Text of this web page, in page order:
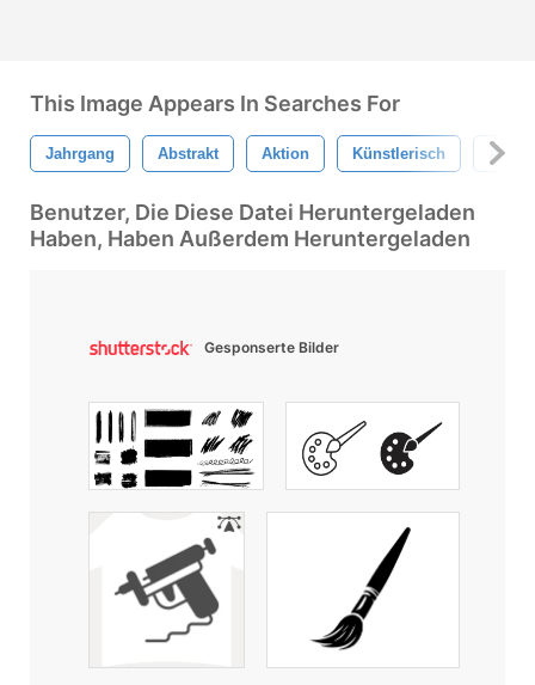
This Image Appears In Searches For
Jahrgang Abstrakt Aktion Künstlerisch Atn
Benutzer, Die Diese Datei Heruntergeladen
Haben, Haben Außerdem Heruntergeladen
Gesponserte Bilder